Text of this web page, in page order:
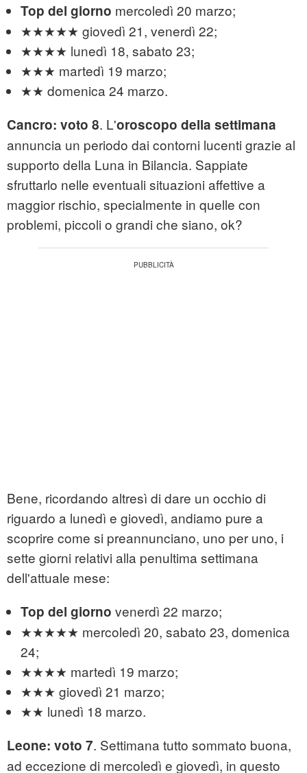
Top del giorno mercoledì 20 marzo;
★★★★★ giovedì 21, venerdì 22;
★★★★ lunedì 18, sabato 23;
★★★ martedì 19 marzo;
★★ domenica 24 marzo.
Cancro: voto 8. L'oroscopo della settimana
annuncia un periodo dai contorni lucenti grazie al
supporto della Luna in Bilancia. Sappiate
sfruttarlo nelle eventuali situazioni affettive a
maggior rischio, specialmente in quelle con
problemi, piccoli o grandi che siano, ok?
Bene, ricordando altresì di dare un occhio di
riguardo a lunedì e giovedì, andiamo pure a
scoprire come si preannunciano, uno per uno, i
sette giorni relativi alla penultima settimana
dell'attuale mese:
Top del giorno venerdì 22 marzo;
★★★★★ mercoledì 20, sabato 23, domenica
24;
★★★★ martedì 19 marzo;
★★★ giovedì 21 marzo;
★★ lunedì 18 marzo.
Leone: voto 7. Settimana tutto sommato buona,
ad eccezione di mercoledì e giovedì, in questo